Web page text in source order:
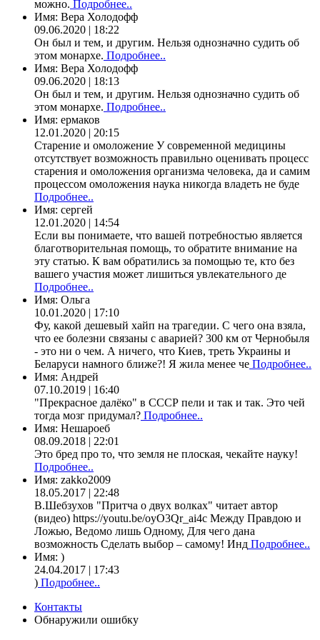
можно. Подробнее..
Имя: Вера Холодофф
09.06.2020 | 18:22
Он был и тем, и другим. Нельзя однозначно судить об
этом монархе. Подробнее..
Имя: Вера Холодофф
09.06.2020 | 18:13
Он был и тем, и другим. Нельзя однозначно судить об
этом монархе. Подробнее..
Имя: ермаков
12.01.2020 | 20:15
Старение и омоложение У современной медицины
отсутствует возможность правильно оценивать процесс
старения и омоложения организма человека, да и самим
процессом омоложения наука никогда владеть не буде
Подробнее..
Имя: сергей
12.01.2020 | 14:54
Если вы понимаете, что вашей потребностью является
благотворительная помощь, то обратите внимание на
эту статью. К вам обратились за помощью те, кто без
вашего участия может лишиться увлекательного де
Подробнее..
Имя: Ольга
10.01.2020 | 17:10
Фу, какой дешевый хайп на трагедии. С чего она взяла,
что ее болезни связаны с аварией? 300 км от Чернобыля
- это ни о чем. А ничего, что Киев, треть Украины и
Беларуси намного ближе?! Я жила менее че Подробнее..
Имя: Андрей
07.10.2019 | 16:40
"Прекрасное далёко" в СССР пели и так и так. Это чей
тогда мозг придумал? Подробнее..
Имя: Нешароеб
08.09.2018 | 22:01
Это бред про то, что земля не плоская, чекайте науку!
Подробнее..
Имя: zakko2009
18.05.2017 | 22:48
В.Шебзухов "Притча о двух волках" читает автор
(видео) https://youtu.be/oyO3Qr_ai4c Между Правдою и
Ложью, Ведомо лишь Одному, Для чего дана
возможность Сделать выбор – самому! Инд Подробнее..
Имя: )
24.04.2017 | 17:43
) Подробнее..
Контакты
Обнаружили ошибку